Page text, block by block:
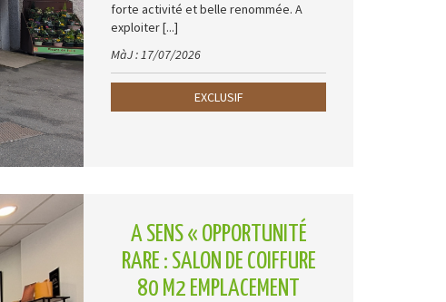
forte activité et belle renommée. A
exploiter [...]
MàJ : 17/07/2026
EXCLUSIF
A SENS « OPPORTUNITÉ
RARE : SALON DE COIFFURE
80 M2 EMPLACEMENT